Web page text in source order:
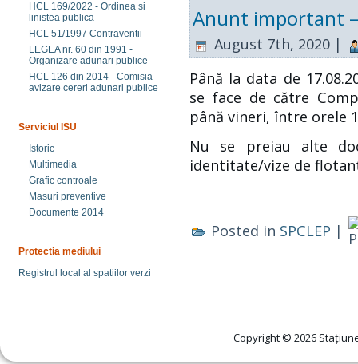
HCL 169/2022 - Ordinea si
linistea publica
HCL 51/1997 Contraventii
LEGEA nr. 60 din 1991 -
Organizare adunari publice
HCL 126 din 2014 - Comisia
avizare cereri adunari publice
Serviciul ISU
Istoric
Multimedia
Grafic controale
Masuri preventive
Documente 2014
Protectia mediului
Registrul local al spatiilor verzi
Anunt important
August 7th, 2020 |
Până la data de
se face de către
până vineri, între orele
Nu se preiau alte
identitate/vize de
Posted in SPCLEP |
Copyright © 2026